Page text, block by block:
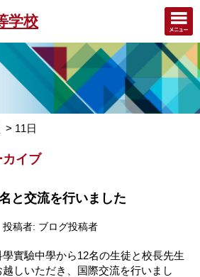
学校
11日
イブ
と交流を行いました
投稿者: ブログ投稿者
實驗中學から12名の生徒と校長先生
しいただき、国際交流を行いまし